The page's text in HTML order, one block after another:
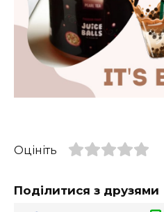
Оцініть
Поділитися з друзями